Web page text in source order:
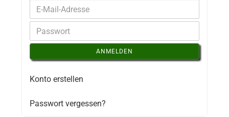
ANMELDEN
Konto erstellen
Passwort vergessen?